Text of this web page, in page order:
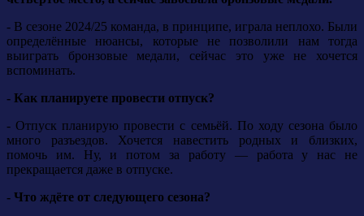
- В сезоне 2024/25 команда, в принципе, играла неплохо. Были
определённые нюансы, которые не позволили нам тогда
выиграть бронзовые медали, сейчас это уже не хочется
вспоминать.
- Как планируете провести отпуск?
- Отпуск планирую провести с семьёй. По ходу сезона было
много разъездов. Хочется навестить родных и близких,
помочь им. Ну, и потом за работу — работа у нас не
прекращается даже в отпуске.
- Что ждёте от следующего сезона?